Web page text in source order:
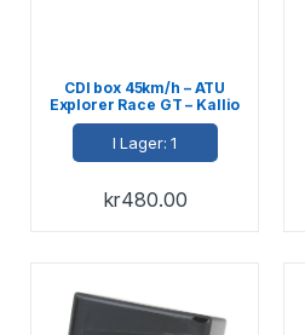
CDI box 45km/h – ATU
Explorer Race GT – Kallio
– Benelli
I Lager: 1
kr480.00